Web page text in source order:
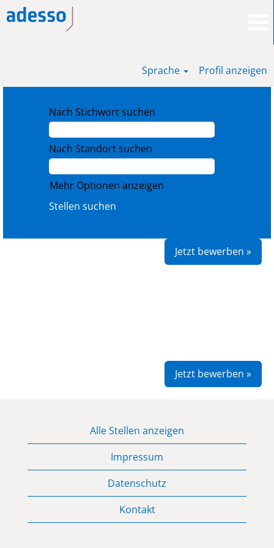
Sprache Profil anzeigen
Nach Stichwort suchen
Nach Standort suchen
Mehr Optionen anzeigen
Jetzt bewerben »
Jetzt bewerben »
Alle Stellen anzeigen
Impressum
Datenschutz
Kontakt